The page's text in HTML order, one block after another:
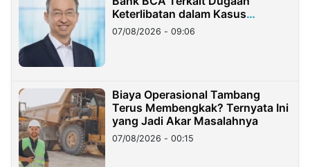
Keterlibatan dalam Kasus
Hilangnya Dana Nasabah Rp2,58
Miliar
07/08/2026 - 09:06
Biaya Operasional Tambang
Terus Membengkak? Ternyata Ini
yang Jadi Akar Masalahnya
07/08/2026 - 00:15